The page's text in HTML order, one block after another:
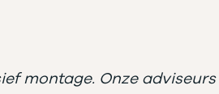
montage. Onze